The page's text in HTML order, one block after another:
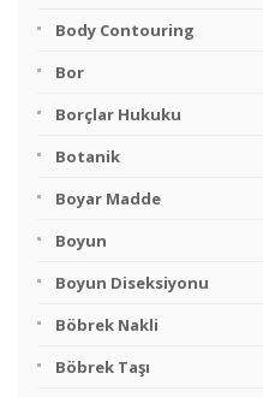
Body Contouring
Bor
Borçlar Hukuku
Botanik
Boyar Madde
Boyun
Boyun Diseksiyonu
Böbrek Nakli
Böbrek Taşı